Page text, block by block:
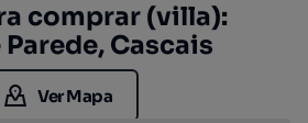
comprar (villa):
Cascais
Ver Mapa